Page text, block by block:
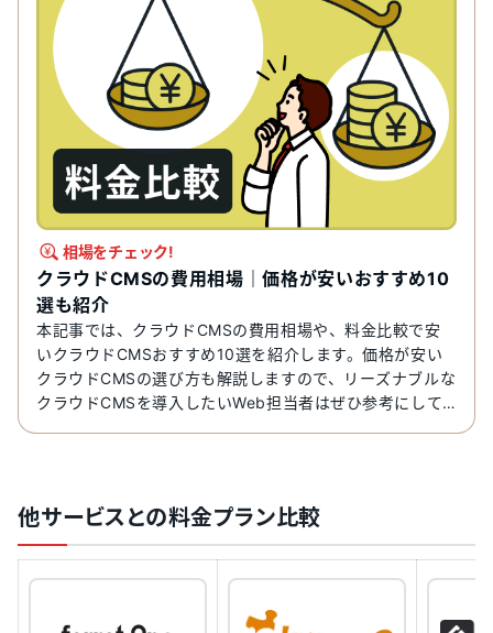
相場をチェック!
クラウドCMSの費用相場｜価格が安いおすすめ10
選も紹介
本記事では、クラウドCMSの費用相場や、料金比較で安
いクラウドCMSおすすめ10選を紹介します。価格が安い
クラウドCMSの選び方も解説しますので、リーズナブルな
クラウドCMSを導入したいWeb担当者はぜひ参考にして
他サービスとの料金プラン比較